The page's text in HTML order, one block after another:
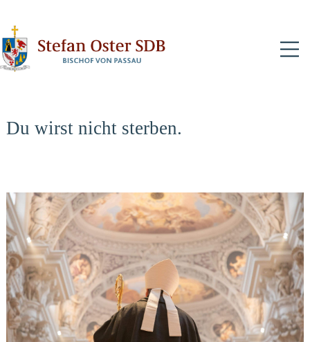
Du wirst nicht sterben.